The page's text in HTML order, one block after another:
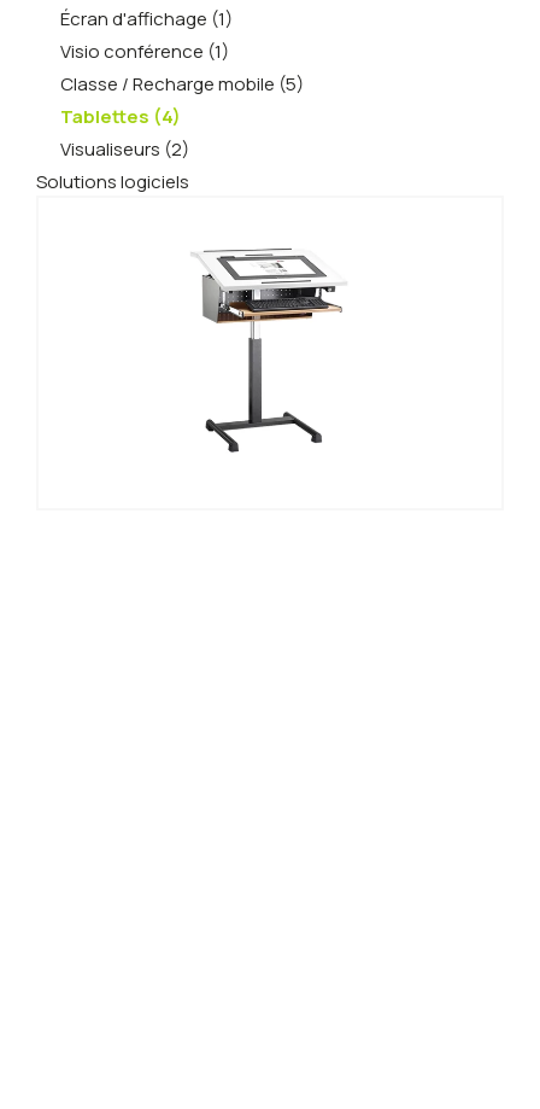
Écran d'affichage (1)
Visio conférence (1)
Classe / Recharge mobile (5)
Tablettes (4)
Visualiseurs (2)
Solutions logiciels